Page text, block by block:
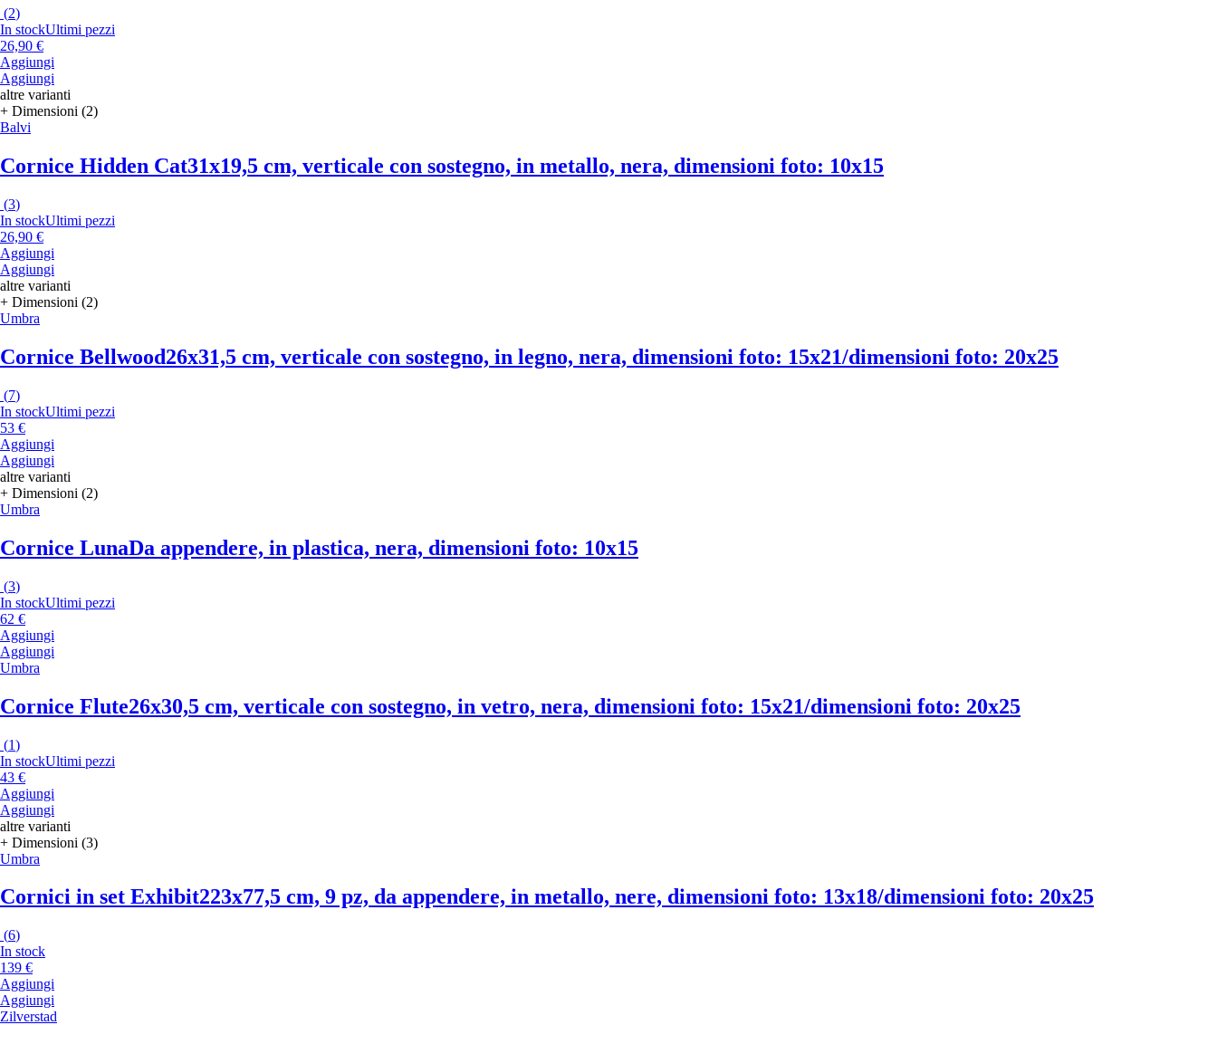
(2)
In stockUltimi pezzi
26,90 €
Aggiungi
Aggiungi
altre varianti
+ Dimensioni (2)
Balvi
Cornice Hidden Cat31x19,5 cm, verticale con sostegno, in metallo, nera, dimensioni foto: 10x15
(3)
In stockUltimi pezzi
26,90 €
Aggiungi
Aggiungi
altre varianti
+ Dimensioni (2)
Umbra
Cornice Bellwood26x31,5 cm, verticale con sostegno, in legno, nera, dimensioni foto: 15x21/dimensioni foto: 20x25
(7)
In stockUltimi pezzi
53 €
Aggiungi
Aggiungi
altre varianti
+ Dimensioni (2)
Umbra
Cornice LunaDa appendere, in plastica, nera, dimensioni foto: 10x15
(3)
In stockUltimi pezzi
62 €
Aggiungi
Aggiungi
Umbra
Cornice Flute26x30,5 cm, verticale con sostegno, in vetro, nera, dimensioni foto: 15x21/dimensioni foto: 20x25
(1)
In stockUltimi pezzi
43 €
Aggiungi
Aggiungi
altre varianti
+ Dimensioni (3)
Umbra
Cornici in set Exhibit223x77,5 cm, 9 pz, da appendere, in metallo, nere, dimensioni foto: 13x18/dimensioni foto: 20x25
(6)
In stock
139 €
Aggiungi
Aggiungi
Zilverstad